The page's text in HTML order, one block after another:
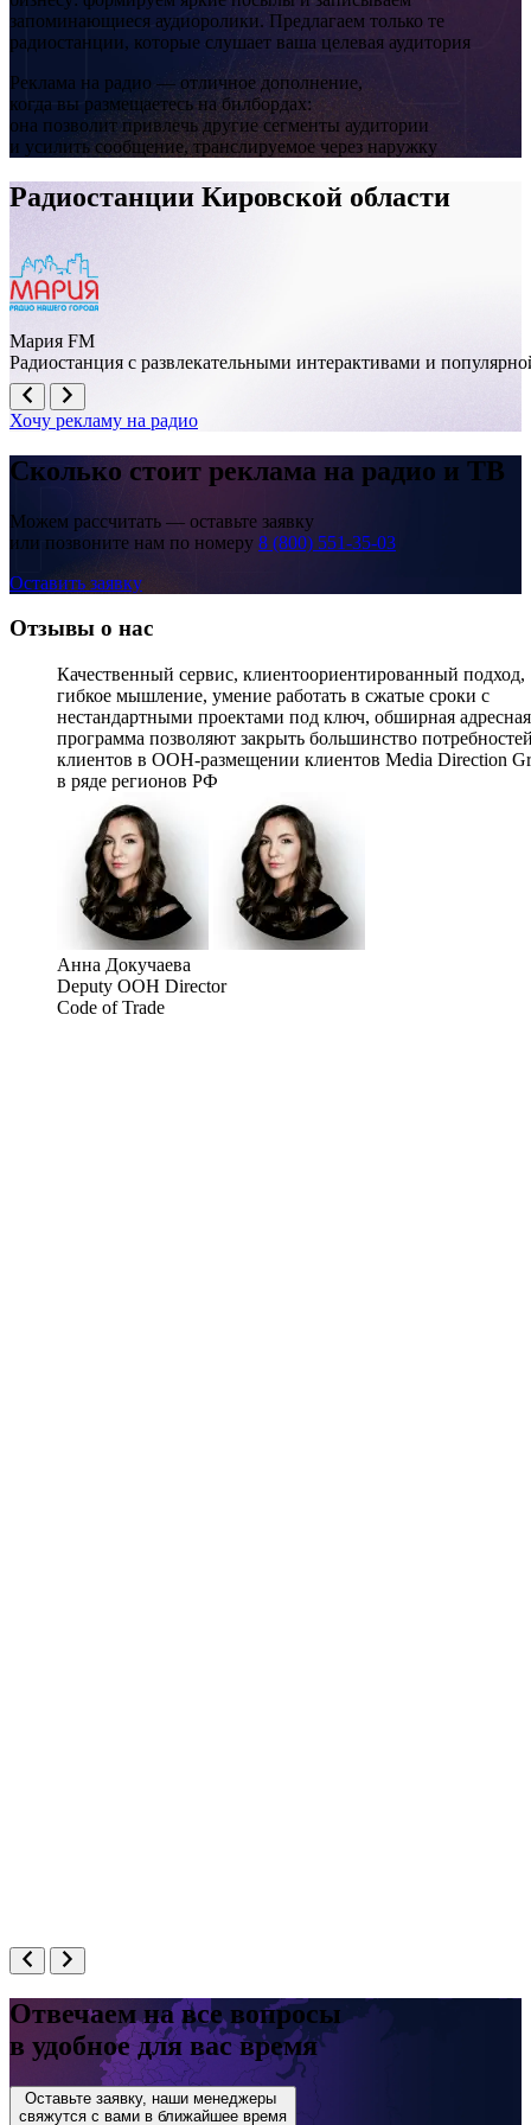
Вятские Поляны, улица Урицкого рядом с домом №33
Вятские Поляны, ул. Ленина рядом с домом №114
Вятские Поляны, ул. Ленина рядом с домом №114
Вятские Поляны, рядом с домом №63 по ул. Дзержинского
запоминающиеся аудиоролики. Предлагаем только те
радиостанции, которые слушает ваша целевая аудитория
Реклама на радио — отличное дополнение,
когда вы размещаетесь на билбордах:
она позволит привлечь другие сегменты аудитории
и усилить сообщение, транслируемое через наружку
Радиостанции Кировской области
Мария FM
Радиостанция с развлекательными интерактивами и
Хочу рекламу на радио
Сколько стоит реклама на радио и ТВ
Можем рассчитать — оставьте заявку
или позвоните нам по номеру 8 (800) 551-35-03
Оставить заявку
Отзывы о нас
Качественный сервис, клиентоориентированный подход,
гибкое мышление, умение работать в сжатые сроки с
нестандартными проектами под ключ, обширная адресная
программа позволяют закрыть большинство
клиентов в OOH-размещении клиентов Media Direction
в ряде регионов РФ
Анна Докучаева
Deputy OOH Director
Code of Trade
Отвечаем на все вопросы
в удобное для вас время
Оставьте заявку, наши менеджеры
свяжутся с вами в ближайшее время